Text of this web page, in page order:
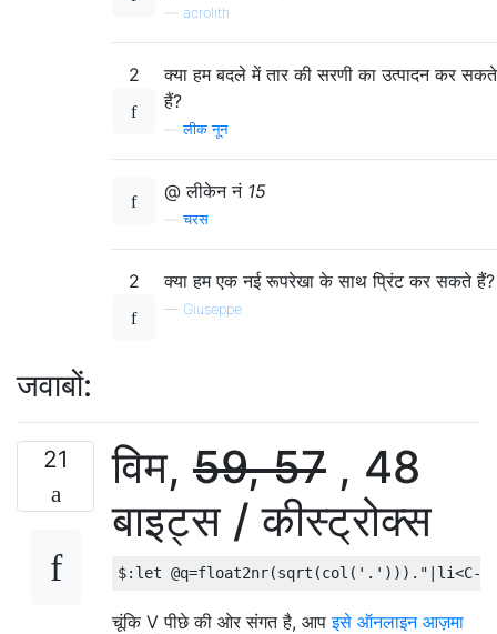
acrolith
2
क्या हम बदले में तार की सरणी का उत्पादन कर सकते
हैं?
—लीक नून
@ लीकेन नं 15
—चरस
2 क्या हम एक नई रूपरेखा के साथ प्रिंट कर सकते हैं?
— Giuseppe
जवाबों:
21 विम, 59, 57 , 48
बाइट्स / कीस्ट्रोक्स
चूंकि V पीछे की ओर संगत है, आपइसे ऑनलाइन आज़मा